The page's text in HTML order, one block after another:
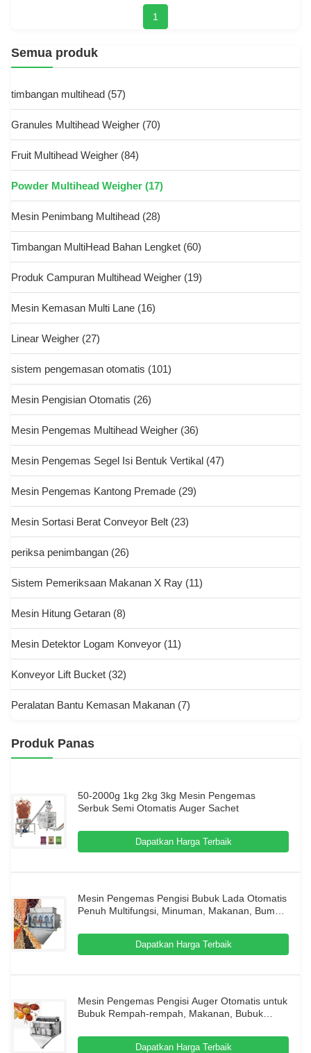
1
Semua produk
timbangan multihead (57)
Granules Multihead Weigher (70)
Fruit Multihead Weigher (84)
Powder Multihead Weigher (17)
Mesin Penimbang Multihead (28)
Timbangan MultiHead Bahan Lengket (60)
Produk Campuran Multihead Weigher (19)
Mesin Kemasan Multi Lane (16)
Linear Weigher (27)
sistem pengemasan otomatis (101)
Mesin Pengisian Otomatis (26)
Mesin Pengemas Multihead Weigher (36)
Mesin Pengemas Segel Isi Bentuk Vertikal (47)
Mesin Pengemas Kantong Premade (29)
Mesin Sortasi Berat Conveyor Belt (23)
periksa penimbangan (26)
Sistem Pemeriksaan Makanan X Ray (11)
Mesin Hitung Getaran (8)
Mesin Detektor Logam Konveyor (11)
Konveyor Lift Bucket (32)
Peralatan Bantu Kemasan Makanan (7)
Produk Panas
50-2000g 1kg 2kg 3kg Mesin Pengemas
Serbuk Semi Otomatis Auger Sachet
Dapatkan Harga Terbaik
Mesin Pengemas Pengisi Bubuk Lada Otomatis
Penuh Multifungsi, Minuman, Makanan, Bumbu
Dapatkan Harga Terbaik
Mesin Pengemas Pengisi Auger Otomatis untuk
Bubuk Rempah-rempah, Makanan, Bubuk
untuk Kantong Premade
Dapatkan Harga Terbaik